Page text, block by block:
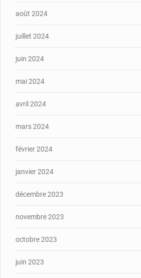
août 2024
juillet 2024
juin 2024
mai 2024
avril 2024
mars 2024
février 2024
janvier 2024
décembre 2023
novembre 2023
octobre 2023
juin 2023